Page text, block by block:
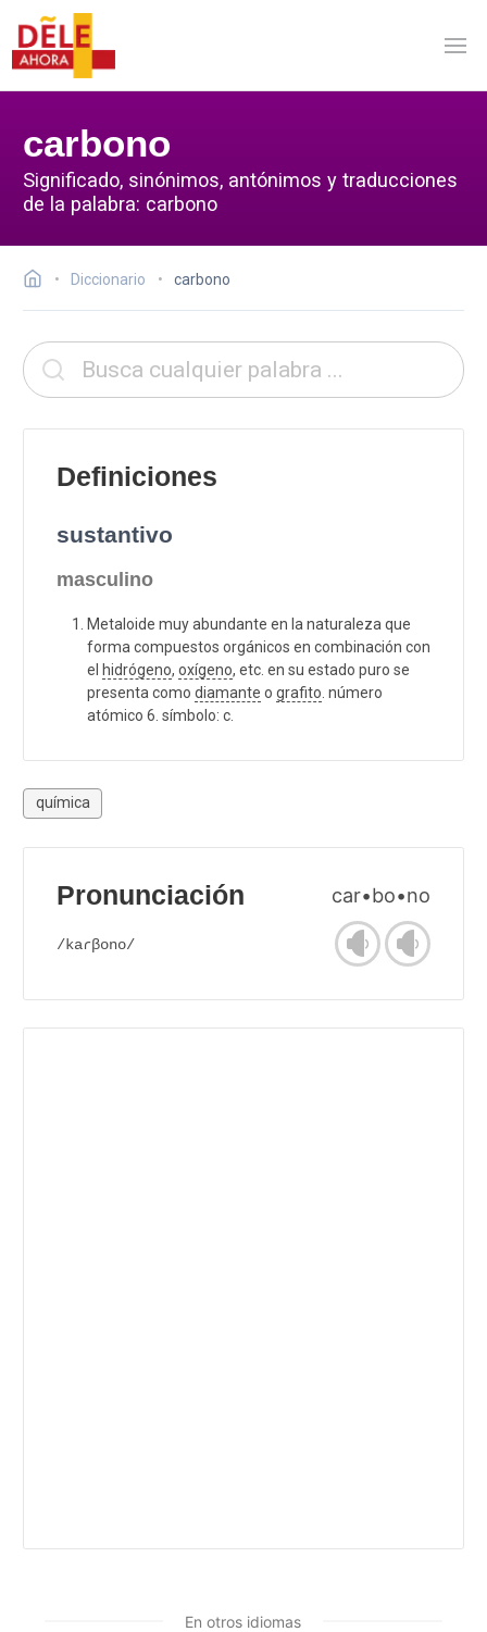
carbono
Significado, sinónimos, antónimos y traducciones
de la palabra: carbono
Diccionario carbono
Definiciones
sustantivo
masculino
Metaloide muy abundante en la naturaleza que
forma compuestos orgánicos en combinación con
el hidrógeno, oxígeno, etc. en su estado puro se
presenta como diamante o grafito . número
atómico 6. símbolo: c.
química
Pronunciación car•bo•no
/kaɾβono/
En otros idiomas